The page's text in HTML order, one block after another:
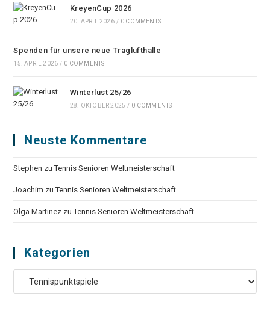
KreyenCup 2026
20. APRIL 2026 / 0 COMMENTS
Spenden für unsere neue Traglufthalle
15. APRIL 2026 / 0 COMMENTS
Winterlust 25/26
28. OKTOBER 2025 / 0 COMMENTS
Neuste Kommentare
Stephen zuTennis Senioren Weltmeisterschaft
Joachim zuTennis Senioren Weltmeisterschaft
Olga Martinez zuTennis Senioren Weltmeisterschaft
Kategorien
Kategorien